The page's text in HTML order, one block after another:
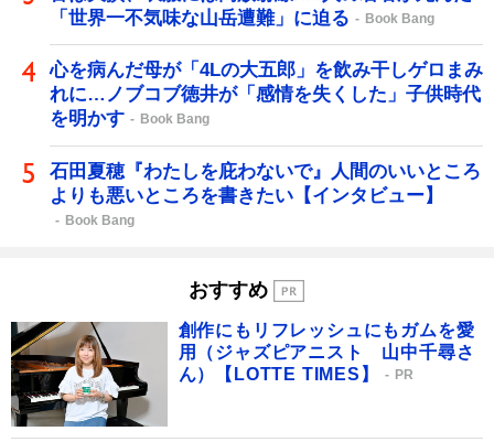
「世界一不気味な山岳遭難」に迫る
Book Bang
心を病んだ母が「4Lの大五郎」を飲み干しゲロまみ
れに…ノブコブ徳井が「感情を失くした」子供時代
を明かす
Book Bang
石田夏穂『わたしを庇わないで』人間のいいところ
よりも悪いところを書きたい【インタビュー】
Book Bang
おすすめ
創作にもリフレッシュにもガムを愛
用（ジャズピアニスト 山中千尋さ
ん）【LOTTE TIMES】
PR